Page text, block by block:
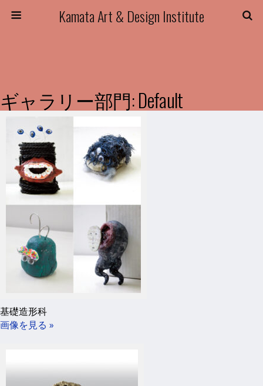
Kamata Art & Design Institute
ギャラリー部門: Default
基礎造形科
画像を見る »